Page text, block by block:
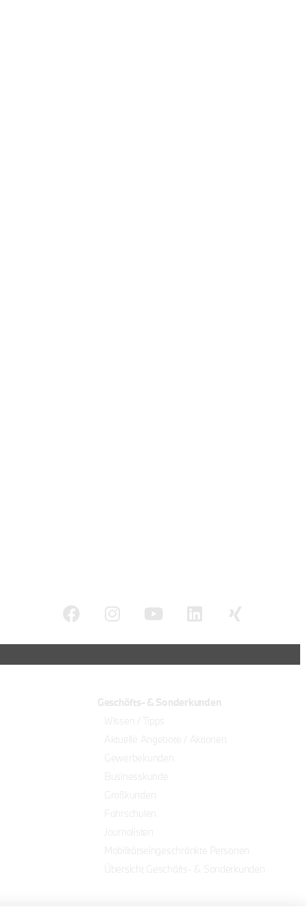
Geschäfts- & Sonderkunden
Wissen / Tipps
Aktuelle Angebote / Aktionen
Gewerbekunden
Businesskunde
Großkunden
Fahrschulen
Journalisten
Mobilitätseingeschränkte Personen
Übersicht Geschäfts- & Sonderkunden